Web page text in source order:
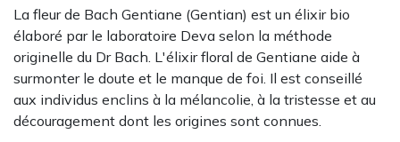
La fleur de Bach Gentiane (Gentian) est un élixir bio
élaboré par le laboratoire Deva selon la méthode
originelle du Dr Bach. L'élixir floral de Gentiane aide à
surmonter le doute et le manque de foi. Il est conseillé
aux individus enclins à la mélancolie, à la tristesse et au
découragement dont les origines sont connues.